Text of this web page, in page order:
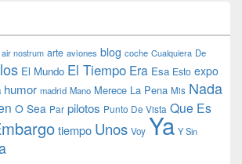
air nostrum arte aviones blog coche Cualquiera De
El Mundo El Tiempo Era Esa Esto expo
humor madrid Mano Merece La Pena Mis Nada
O Sea Par pilotos Punto De Vista Que Es
tiempo Unos Voy Ya Y Sin